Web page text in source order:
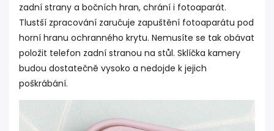
zadní strany a bočních hran, chrání i fotoaparát.
Tlustší zpracování zaručuje zapuštění fotoaparátu pod
horní hranu ochranného krytu. Nemusíte se tak obávat
položit telefon zadní stranou na stůl. Sklíčka kamery
budou dostatečně vysoko a nedojde k jejich
poškrábání.